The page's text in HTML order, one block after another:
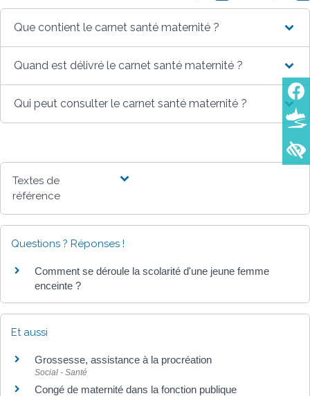
Que contient le carnet santé maternité ?
Quand est délivré le carnet santé maternité ?
Qui peut consulter le carnet santé maternité ?
Textes de
référence
Questions ? Réponses !
Comment se déroule la scolarité d'une jeune femme
enceinte ?
Et aussi
Grossesse, assistance à la procréation
Social - Santé
Congé de maternité dans la fonction publique